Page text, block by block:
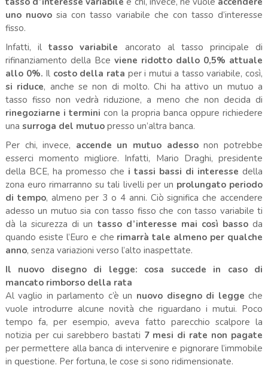
uno nuovosia con tasso variabile che con tasso d’interesse
fisso.
Infatti, iltasso variabile ancorato al tasso principale di
rifinanziamento della Bce viene ridotto dallo 0,5% attuale
allo 0%. Il costo della rata per i mutui a tasso variabile, così,
si riduce, anche se non di molto. Chi ha attivo un mutuo a
tasso fisso non vedrà riduzione, a meno che non decida di
rinegoziarne i termini con la propria banca oppure richiedere
una surroga del mutuopresso un’altra banca.
Per chi, invece, accende un mutuo adessonon potrebbe
esserci momento migliore. Infatti, Mario Draghi, presidente
della BCE, ha promesso che i tassi bassi di interesse della
zona euro rimarranno su tali livelli per un prolungato periodo
di tempo, almeno per 3 o 4 anni. Ciò significa che accendere
adesso un mutuo sia con tasso fisso che con tasso variabile ti
dà la sicurezza di un tasso d’interesse mai così bassoda
quando esiste l’Euro e che rimarrà tale almeno per qualche
anno, senza variazioni verso l’alto inaspettate.
Il nuovo disegno di legge: cosa succede in caso di
mancato rimborso della rata
Al vaglio in parlamento c’è un nuovo disegno di legge che
vuole introdurre alcune novità che riguardano i mutui. Poco
tempo fa, per esempio, aveva fatto parecchio scalpore la
notizia per cui sarebbero bastati 7 mesi di rate non pagate
per permettere alla banca di intervenire e pignorare l’immobile
in questione. Per fortuna, le cose si sono ridimensionate.